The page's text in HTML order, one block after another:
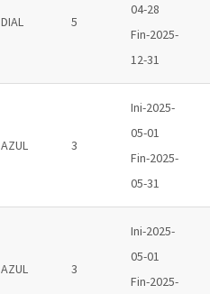
DIAL 5
04-28
Fin-2025-
12-31
AZUL 3
Ini-2025-
05-01
Fin-2025-
05-31
AZUL 3
Ini-2025-
05-01
Fin-2025-